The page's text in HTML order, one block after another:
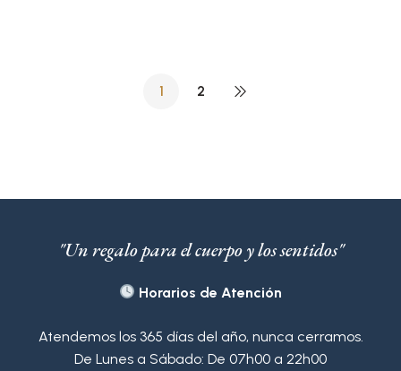
1 2
"Un regalo para el cuerpo y los sentidos"
Horarios de Atención
Atendemos los 365 días del año, nunca cerramos.
De Lunes a Sábado: De 07h00 a 22h00